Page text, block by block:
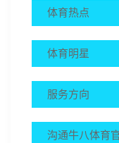
体育热点
体育明星
服务方向
沟通⽜⼋体育